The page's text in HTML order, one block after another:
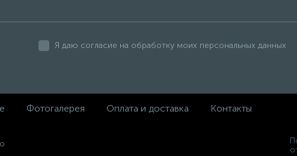
Я даю согласие на обработку моих персональных данных
Фотогалерея Оплата и доставка Контакты